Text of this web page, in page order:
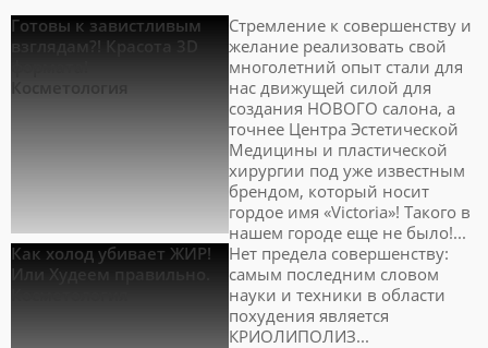
Готовы к завистливым
взглядам?! Красота 3D
Косметология
Стремление к совершенству и
желание реализовать свой
многолетний опыт стали для
нас движущей силой для
создания НОВОГО салона, а
точнее Центра Эстетической
Медицины и пластической
хирургии под уже известным
брендом, который носит
гордое имя «Victoria»! Такого в
нашем городе еще не было!...
Как холод убивает ЖИР!
Или Худеем правильно.
Нет предела совершенству:
самым последним словом
науки и техники в области
похудения является
КРИОЛИПОЛИЗ...